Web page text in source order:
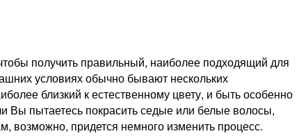
получить правильный, наиболее подходящий для
условиях обычно бывают нескольких
близкий к естественному цвету, и быть особенно
Вы пытаетесь покрасить седые или белые волосы,
возможно, придется немного изменить процесс.